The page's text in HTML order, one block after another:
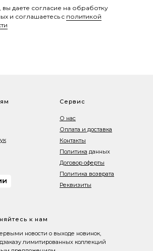
даете согласие на обработку
и соглашаетесь c политикой
к нам
новости о выходе новинок,
лимитированных коллекций
Сервис
О нас
Оплата и доставка
Контакты
Политика данных
Договор оферты
Политика возврата
Реквизиты